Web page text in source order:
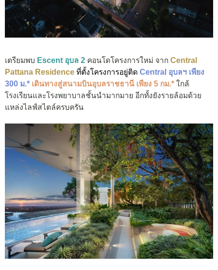
เตรียมพบ Escent อุบล 2 คอนโดโครงการใหม่ จาก Central
Pattana Residence ที่ตั้งโครงการอยู่ติด Central อุบลฯ เพียง
300 ม.* เดินทางสู่สนามบินอุบลราชธานี เพียง 5 กม.* ใกล้
โรงเรียนและโรงพยาบาลชั้นนำมากมาย อีกทั้งยังรายล้อมด้วย
แหล่งไลฟ์สไตล์ครบครัน